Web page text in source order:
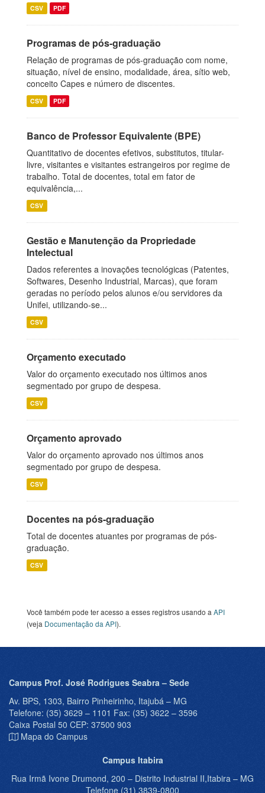
CSV PDF
Programas de pós-graduação
Relação de programas de pós-graduação com nome,
situação, nível de ensino, modalidade, área, sítio web,
conceito Capes e número de discentes.
CSV PDF
Banco de Professor Equivalente (BPE)
Quantitativo de docentes efetivos, substitutos, titular-
livre, visitantes e visitantes estrangeiros por regime de
trabalho. Total de docentes, total em fator de
equivalência,...
CSV
Gestão e Manutenção da Propriedade
Intelectual
Dados referentes a inovações tecnológicas (Patentes,
Softwares, Desenho Industrial, Marcas), que foram
geradas no período pelos alunos e/ou servidores da
Unifei, utilizando-se...
CSV
Orçamento executado
Valor do orçamento executado nos últimos anos
segmentado por grupo de despesa.
CSV
Orçamento aprovado
Valor do orçamento aprovado nos últimos anos
segmentado por grupo de despesa.
CSV
Docentes na pós-graduação
Total de docentes atuantes por programas de pós-
graduação.
CSV
Você também pode ter acesso a esses registros usando a API
(veja Documentação da API).
Campus Prof. José Rodrigues Seabra – Sede
Av. BPS, 1303, Bairro Pinheirinho, Itajubá – MG
Telefone: (35) 3629 – 1101 Fax: (35) 3622 – 3596
Caixa Postal 50 CEP: 37500 903
Mapa do Campus
Campus Itabira
Rua Irmã Ivone Drumond, 200 – Distrito Industrial II,Itabira – MG
Telefone (31) 3839-0800